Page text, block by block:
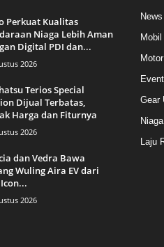
Perkuat Kualitas
Niaga Lebih Aman
Digital PDI dan...
2026
Terios Special
Dijual Terbatas,
Harga dan Fiturnya
2026
dan Vedra Bawa
Wuling Aira EV dari
2026
News
Mobil
Motor
Gear
Niaga
Laju